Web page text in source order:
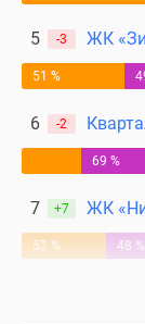
5 -3 ЖК
51 %
6 -2
69 %
7 +7 ЖК
52 % 48 %